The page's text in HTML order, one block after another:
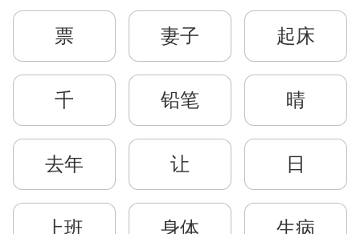
票 妻子 起床
千 铅笔 晴
去年 让 日
上班 身体 生病